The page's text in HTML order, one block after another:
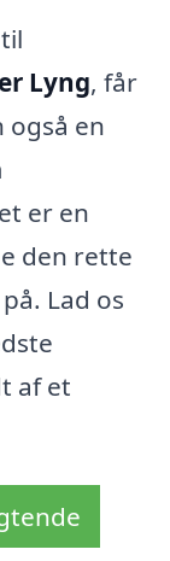
Lyng, får
også en
er en
den rette
Lad os
af et